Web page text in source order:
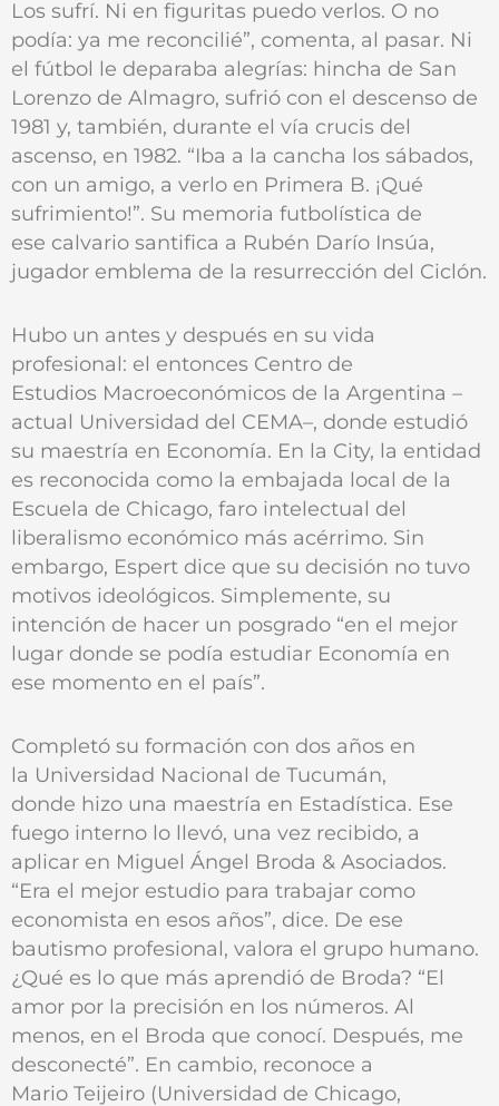
Los sufrí. Ni en figuritas puedo verlos. O no
podía: ya me reconcilié”, comenta, al pasar. Ni
el fútbol le deparaba alegrías: hincha de San
Lorenzo de Almagro, sufrió con el descenso de
1981 y, también, durante el vía crucis del
ascenso, en 1982. “Iba a la cancha los sábados,
con un amigo, a verlo en Primera B. ¡Qué
sufrimiento!”. Su memoria futbolística de
ese calvario santifica a Rubén Darío Insúa,
jugador emblema de la resurrección del Ciclón.
Hubo un antes y después en su vida
profesional: el entonces Centro de
Estudios Macroeconómicos de la Argentina –
actual Universidad del CEMA–, donde estudió
su maestría en Economía. En la City, la entidad
es reconocida como la embajada local de la
Escuela de Chicago, faro intelectual del
liberalismo económico más acérrimo. Sin
embargo, Espert dice que su decisión no tuvo
motivos ideológicos. Simplemente, su
intención de hacer un posgrado “en el mejor
lugar donde se podía estudiar Economía en
ese momento en el país”.
Completó su formación con dos años en
la Universidad Nacional de Tucumán,
donde hizo una maestría en Estadística. Ese
fuego interno lo llevó, una vez recibido, a
aplicar en Miguel Ángel Broda & Asociados.
“Era el mejor estudio para trabajar como
economista en esos años”, dice. De ese
bautismo profesional, valora el grupo humano.
¿Qué es lo que más aprendió de Broda? “El
amor por la precisión en los números. Al
menos, en el Broda que conocí. Después, me
desconecté”. En cambio, reconoce a
Mario Teijeiro (Universidad de Chicago,